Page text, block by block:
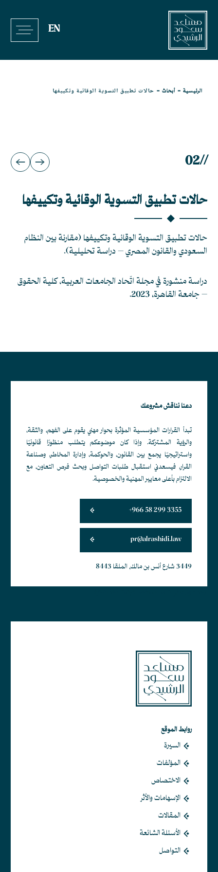
المحتوى
EN
الرئيسية - أبحاث - حالات تطبيق التسوية الوقائية وتكييفها
//
02
حالات تطبيق التسوية الوقائية وتكييفها
حالات تطبيق التسوية الوقائية وتكييفها (مقارنة بين النظام
السعودي والقانون المصري – دراسة تحليلية).
دراسة منشورة في مجلة اتّحاد الجامعات العربية، كلية الحقوق
– جامعة القاهرة، 2023.
دعنا نناقش مشروعك
تبدأ القرارات المؤسسية المؤثرة بحوار مهني يقوم على الفهم، والثقة،
والرؤية المشتركة. وإذا كان موضوعكم يتطلب منظورًا قانونيًا
واستراتيجيًا يجمع بين القانون، والحوكمة، وإدارة المخاطر، وصناعة
القرار، فيسعدني استقبال طلبات التواصل وبحث فرص التعاون، مع
الالتزام بأعلى معايير المهنية والخصوصية.
+966 58 299 3355
pr@alrashidi.law
3449 شارع أنس بن مالك, الملقا 8443
روابط الموقع
السيرة
المؤلفات
الاختصاص
الإسهامات والأثر
المقالات
الأسئلة الشائعة
التواصل